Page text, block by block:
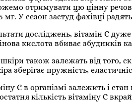
отримувати цю цінну
мг. У сезон застуд фахівці
досліджень, вітамін С
кислота вбиває збудників
також залежать від того,
зберігає пружність,
C в організмі залежить і
кількість вітаміну C